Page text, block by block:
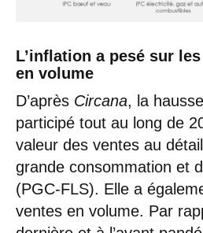
L’inflation a pesé sur
en volume
D’après Circana, la
participé tout au long de
valeur des ventes au
grande consommation et
(PGC-FLS). Elle a
ventes en volume. Par